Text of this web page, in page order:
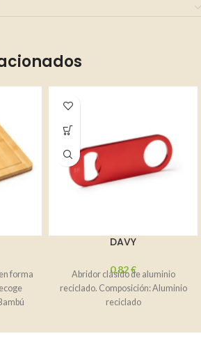
forma
DAVY
0,82€
Abridor clásido de aluminio
reciclado. Composición: Aluminio
reciclado